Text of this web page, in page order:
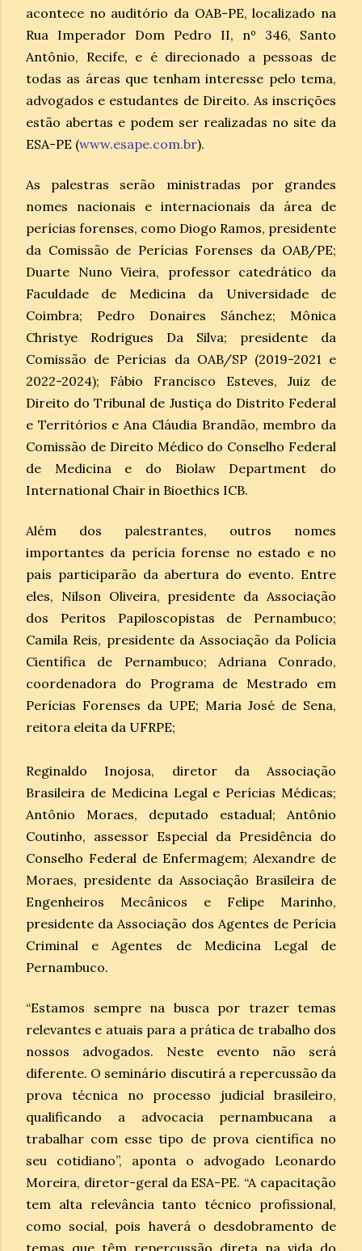
acontece no auditório da OAB-PE, localizado na
Rua Imperador Dom Pedro II, nº 346, Santo
Antônio, Recife, e é direcionado a pessoas de
todas as áreas que tenham interesse pelo tema,
advogados e estudantes de Direito. As inscrições
estão abertas e podem ser realizadas no site da
ESA-PE (www.esape.com.br).
As palestras serão ministradas por grandes
nomes nacionais e internacionais da área de
perícias forenses, como Diogo Ramos, presidente
da Comissão de Perícias Forenses da OAB/PE;
Duarte Nuno Vieira, professor catedrático da
Faculdade de Medicina da Universidade de
Coimbra; Pedro Donaires Sánchez; Mônica
Christye Rodrigues Da Silva; presidente da
Comissão de Perícias da OAB/SP (2019-2021 e
2022-2024); Fábio Francisco Esteves, Juiz de
Direito do Tribunal de Justiça do Distrito Federal
e Territórios e Ana Cláudia Brandão, membro da
Comissão de Direito Médico do Conselho Federal
de Medicina e do Biolaw Department do
International Chair in Bioethics ICB.
Além dos palestrantes, outros nomes
importantes da perícia forense no estado e no
país participarão da abertura do evento. Entre
eles, Nilson Oliveira, presidente da Associação
dos Peritos Papiloscopistas de Pernambuco;
Camila Reis, presidente da Associação da Polícia
Científica de Pernambuco; Adriana Conrado,
coordenadora do Programa de Mestrado em
Perícias Forenses da UPE; Maria José de Sena,
reitora eleita da UFRPE;
Reginaldo Inojosa, diretor da Associação
Brasileira de Medicina Legal e Perícias Médicas;
Antônio Moraes, deputado estadual; Antônio
Coutinho, assessor Especial da Presidência do
Conselho Federal de Enfermagem; Alexandre de
Moraes, presidente da Associação Brasileira de
Engenheiros Mecânicos e Felipe Marinho,
presidente da Associação dos Agentes de Perícia
Criminal e Agentes de Medicina Legal de
Pernambuco.
“Estamos sempre na busca por trazer temas
relevantes e atuais para a prática de trabalho dos
nossos advogados. Neste evento não será
diferente. O seminário discutirá a repercussão da
prova técnica no processo judicial brasileiro,
qualificando a advocacia pernambucana a
trabalhar com esse tipo de prova científica no
seu cotidiano”, aponta o advogado Leonardo
Moreira, diretor-geral da ESA-PE. “A capacitação
tem alta relevância tanto técnico profissional,
como social, pois haverá o desdobramento de
temas que têm repercussão direta na vida do